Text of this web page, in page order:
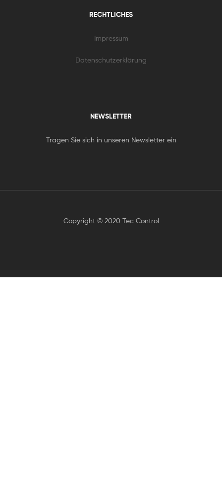
RECHTLICHES
Impressum
Datenschutzerklärung
NEWSLETTER
Tragen Sie sich in unseren Newsletter ein
Copyright © 2020 Tec Control